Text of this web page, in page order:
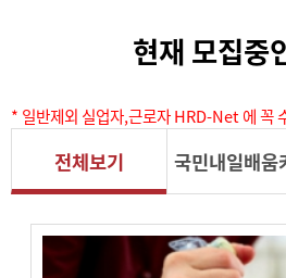
현재 모집중
* 일반제외 실업자,근로자 HRD-Net 에 꼭
전체보기 국민내일배움
(실업,근로) /